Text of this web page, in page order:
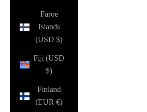
Faroe
Islands
(USD $)
Fiji (USD
$)
Finland
(EUR €)